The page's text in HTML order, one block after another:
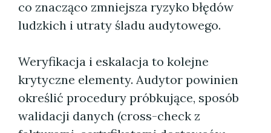
co znacząco zmniejsza ryzyko błędów
ludzkich i utraty śladu audytowego.
Weryfikacja i eskalacja to kolejne
krytyczne elementy. Audytor powinien
określić procedury próbkujące, sposób
walidacji danych (cross-check z